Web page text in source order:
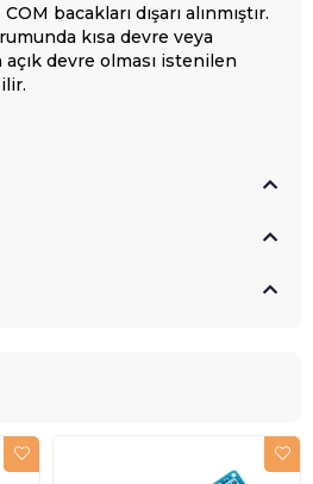
bacakları dışarı alınmıştır.
kısa devre veya
devre olması istenilen